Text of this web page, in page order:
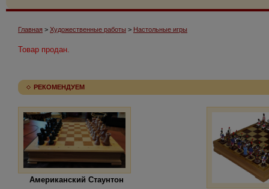
Главная > Художественные работы > Настольные игры
Товар продан.
РЕКОМЕНДУЕМ
Американский Стаунтон